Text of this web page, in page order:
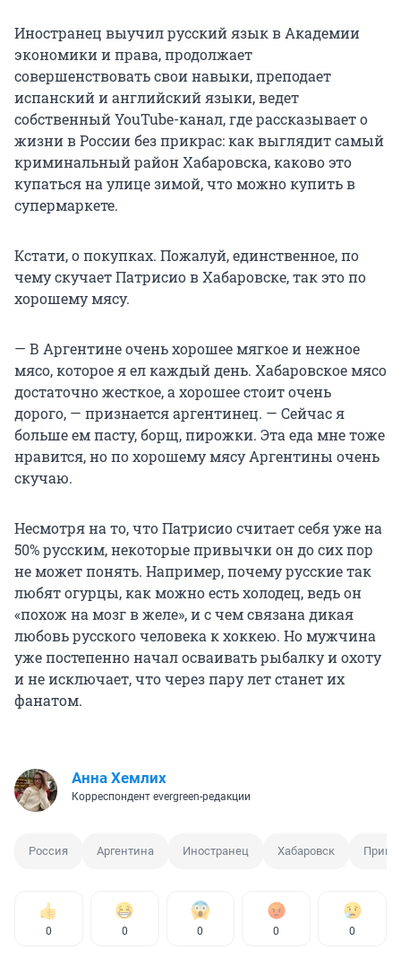
Иностранец выучил русский язык в Академии
экономики и права, продолжает
совершенствовать свои навыки, преподает
испанский и английский языки, ведет
собственный YouTube-канал, где рассказывает о
жизни в России без прикрас: как выглядит самый
криминальный район Хабаровска, каково это
купаться на улице зимой, что можно купить в
супермаркете.
Кстати, о покупках. Пожалуй, единственное, по
чему скучает Патрисио в Хабаровске, так это по
хорошему мясу.
— В Аргентине очень хорошее мягкое и нежное
мясо, которое я ел каждый день. Хабаровское мясо
достаточно жесткое, а хорошее стоит очень
дорого, — признается аргентинец. — Сейчас я
больше ем пасту, борщ, пирожки. Эта еда мне тоже
нравится, но по хорошему мясу Аргентины очень
скучаю.
Несмотря на то, что Патрисио считает себя уже на
50% русским, некоторые привычки он до сих пор
не может понять. Например, почему русские так
любят огурцы, как можно есть холодец, ведь он
«похож на мозг в желе», и с чем связана дикая
любовь русского человека к хоккею. Но мужчина
уже постепенно начал осваивать рыбалку и охоту
и не исключает, что через пару лет станет их
фанатом.
Анна Хемлих
Корреспондент evergreen-редакции
Россия Аргентина Иностранец Хабаровск
0 0 0 0 0